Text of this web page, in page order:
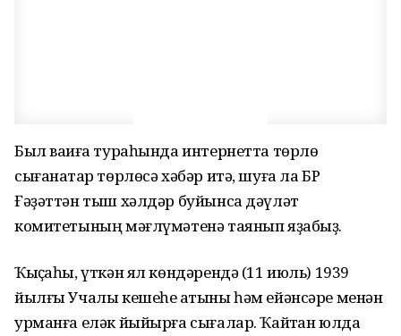
Был ваҡиға тураһында интернетта төрлө
сығанаҡтар төрлөсә хәбәр итә, шуға ла БР
Ғәҙәттән тыш хәлдәр буйынса дәүләт
комитетының мәғлүмәтенә таянып яҙабыҙ.
Ҡыҫҡаһы, үткән ял көндәрендә (11 июль) 1939
йылғы Учалы кешеһе ҡатыны һәм ейәнсәре менән
урманға еләк йыйырға сығалар. Ҡайтҡан юлда